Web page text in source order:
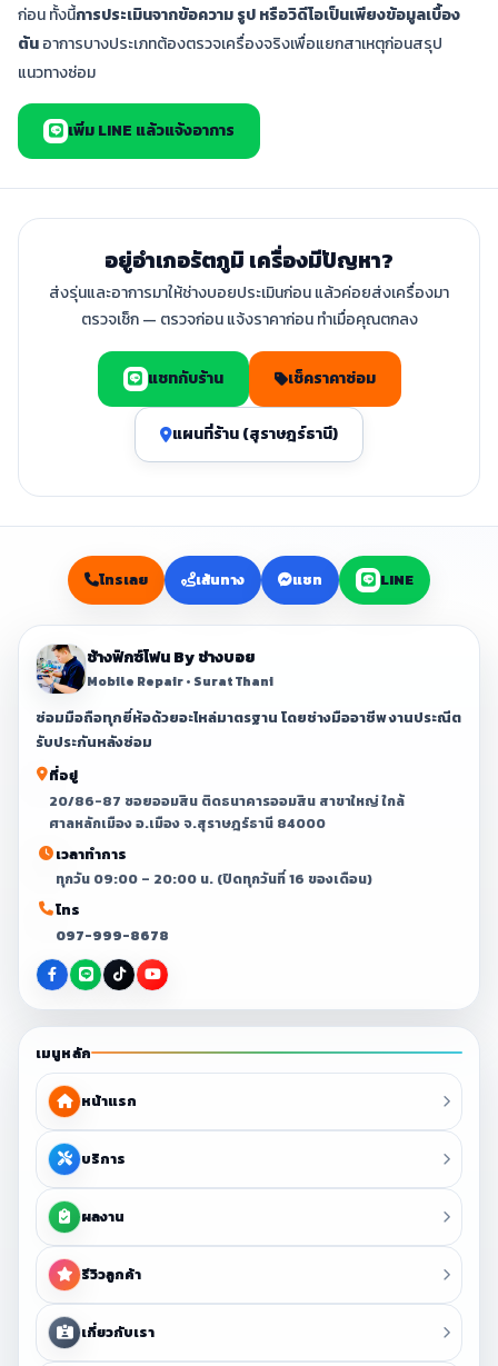
ก่อน ทั้งนี้การประเมินจากข้อความ รูป หรือวิดีโอเป็นเพียงข้อมูลเบื้อง
ต้นอาการบางประเภทต้องตรวจเครื่องจริงเพื่อแยกสาเหตุก่อนสรุป
แนวทางซ่อม
เพิ่ม LINE แล้วแจ้งอาการ
อยู่อำเภอรัตภูมิ เครื่องมีปัญหา?
ส่งรุ่นและอาการมาให้ช่างบอยประเมินก่อน แล้วค่อยส่งเครื่องมา
ตรวจเช็ก — ตรวจก่อน แจ้งราคาก่อน ทำเมื่อคุณตกลง
แชทกับร้าน เช็คราคาซ่อม
แผนที่ร้าน (สุราษฎร์ธานี)
โทรเลย เส้นทาง แชท LINE
ช้างฟิกซ์โฟน By ช่างบอย
Mobile Repair • Surat Thani
ซ่อมมือถือทุกยี่ห้อด้วยอะไหล่มาตรฐาน โดยช่างมืออาชีพ งานประณีต
รับประกันหลังซ่อม
ที่อยู่
20/86-87 ซอยออมสิน ติดธนาคารออมสิน สาขาใหญ่ ใกล้
ศาลหลักเมือง อ.เมือง จ.สุราษฎร์ธานี 84000
เวลาทำการ
ทุกวัน 09:00 – 20:00 น. (ปิดทุกวันที่ 16 ของเดือน)
โทร
097-999-8678
เมนูหลัก
หน้าแรก
บริการ
ผลงาน
รีวิวลูกค้า
เกี่ยวกับเรา